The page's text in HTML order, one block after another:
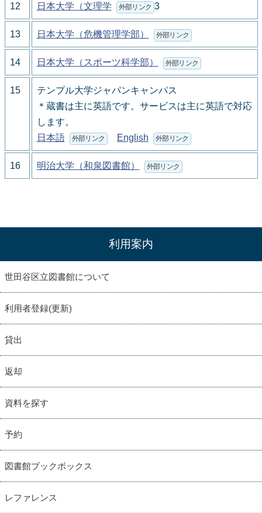
12 日本大学（文理学 外部リンク 3
13 日本大学（危機管理学部） 外部リンク
14 日本大学（スポーツ科学部） 外部リンク
15
テンプル大学ジャパンキャンパス
＊蔵書は主に英語です。サービスは主に英語で対応
します。
日本語
外部リンク English 外部リンク
16 明治大学（和泉図書館） 外部リンク
利用案内
世田谷区立図書館について
利用者登録(更新)
貸出
返却
資料を探す
予約
図書館ブックボックス
レファレンス